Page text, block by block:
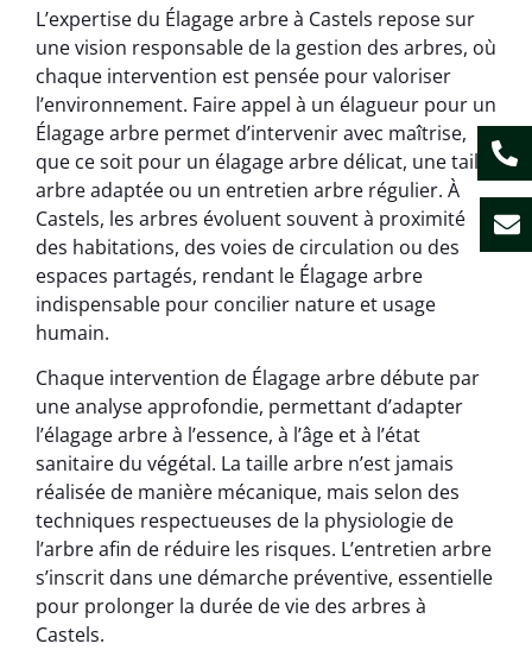
L’expertise du Élagage arbre à Castels repose sur
une vision responsable de la gestion des arbres, où
chaque intervention est pensée pour valoriser
l’environnement. Faire appel à un élagueur pour un
Élagage arbre permet d’intervenir avec maîtrise,
que ce soit pour un élagage arbre délicat, une taille
arbre adaptée ou un entretien arbre régulier. À
Castels, les arbres évoluent souvent à proximité
des habitations, des voies de circulation ou des
espaces partagés, rendant le Élagage arbre
indispensable pour concilier nature et usage
humain.
Chaque intervention de Élagage arbre débute par
une analyse approfondie, permettant d’adapter
l’élagage arbre à l’essence, à l’âge et à l’état
sanitaire du végétal. La taille arbre n’est jamais
réalisée de manière mécanique, mais selon des
techniques respectueuses de la physiologie de
l’arbre afin de réduire les risques. L’entretien arbre
s’inscrit dans une démarche préventive, essentielle
pour prolonger la durée de vie des arbres à
Castels.